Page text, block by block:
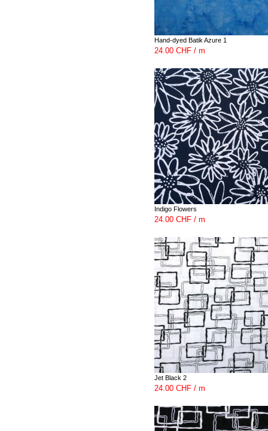
Hand-dyed Batik Azure 1
24.00 CHF / m
Indigo Flowers
24.00 CHF / m
Jet Black 2
24.00 CHF / m